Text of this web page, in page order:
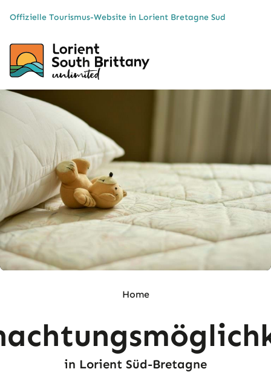
Offizielle Tourismus-Website in Lorient Bretagne Sud
Home
in Lorient Süd-Bretagne